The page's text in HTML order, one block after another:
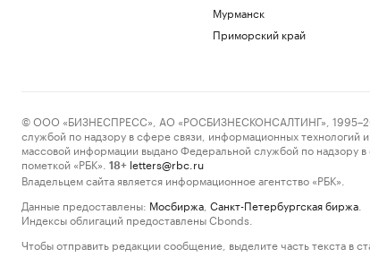
Мурманск
Приморский край
© ООО «БИЗНЕСПРЕСС», АО «РОСБИЗНЕСКОНСАЛТИНГ»,
службой по надзору в сфере связи, информационных технологий
массовой информации выдано Федеральной службой по
пометкой «РБК».
18+ letters@rbc.ru
Владельцем сайта является информационное агентство «РБК».
Данные предоставлены: Мосбиржа Санкт-Петербургская биржа
Индексы облигаций предоставлены Cbonds.
Чтобы отправить редакции сообщение, выделите часть текста в